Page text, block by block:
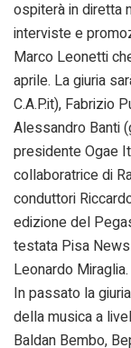
ospiterà in diretta
interviste e
Marco Leonetti
aprile. La giuria
C.A.P.it), Fabrizio
Alessandro Banti
presidente Ogae
collaboratrice di
conduttori
edizione del
testata Pisa
Leonardo Miraglia.
In passato la
della musica a
Baldan Bembo,